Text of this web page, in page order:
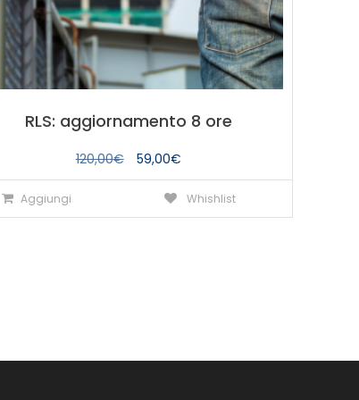
RLS: aggiornamento 8 ore
120,00€
Il
prezzo
originale
59,00€Il
prezzo
attuale
Aggiungi Whishlist